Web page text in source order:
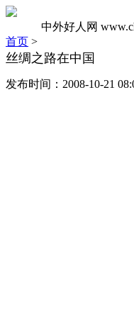
中外好人网
首页 >
丝绸之路在中国
发布时间：2008-10-21